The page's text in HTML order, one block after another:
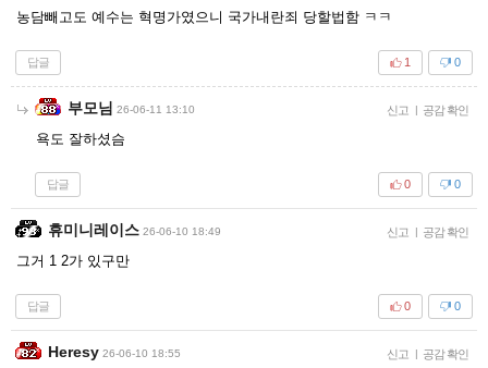
농담빼고도 예수는 혁명가였으니 국가내란죄 당할법함 ㅋㅋ
답글 0
1
부모님 26-06-11 13:10 신고 | 공감 확인
욕도 잘하셨슴
답글 0
0
휴미니레이스 26-06-10 18:49 신고 | 공감 확인
그거 1 2가 있구만
답글 0
0
Heresy 26-06-10 18:55 신고 | 공감 확인